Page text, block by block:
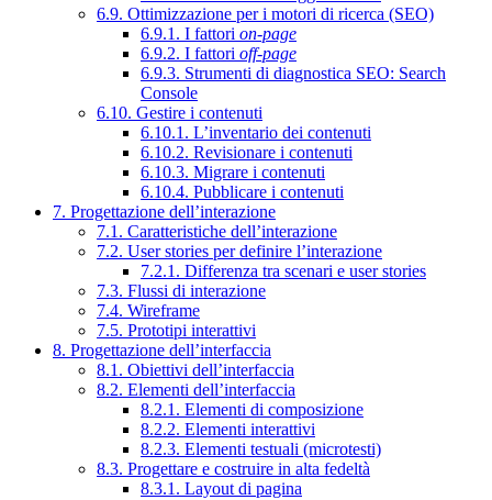
6.9. Ottimizzazione per i motori di ricerca (SEO)
6.9.1. I fattori on-page
6.9.2. I fattori off-page
6.9.3. Strumenti di diagnostica SEO: Search
Console
6.10. Gestire i contenuti
6.10.1. L’inventario dei contenuti
6.10.2. Revisionare i contenuti
6.10.3. Migrare i contenuti
6.10.4. Pubblicare i contenuti
7. Progettazione dell’interazione
7.1. Caratteristiche dell’interazione
7.2. User stories per definire l’interazione
7.2.1. Differenza tra scenari e user stories
7.3. Flussi di interazione
7.4. Wireframe
7.5. Prototipi interattivi
8. Progettazione dell’interfaccia
8.1. Obiettivi dell’interfaccia
8.2. Elementi dell’interfaccia
8.2.1. Elementi di composizione
8.2.2. Elementi interattivi
8.2.3. Elementi testuali (microtesti)
8.3. Progettare e costruire in alta fedeltà
8.3.1. Layout di pagina